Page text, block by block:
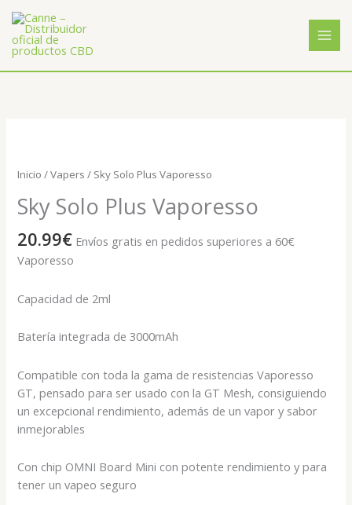
contenido
Inicio /Vapers / Sky Solo Plus Vaporesso
Sky Solo Plus Vaporesso
20.99€ Envíos gratis en pedidos superiores a 60€
Vaporesso
Capacidad de 2ml
Batería integrada de 3000mAh
Compatible con toda la gama de resistencias Vaporesso
GT, pensado para ser usado con la GT Mesh, consiguiendo
un excepcional rendimiento, además de un vapor y sabor
inmejorables
Con chip OMNI Board Mini con potente rendimiento y para
tener un vapeo seguro
Plus
cantidad